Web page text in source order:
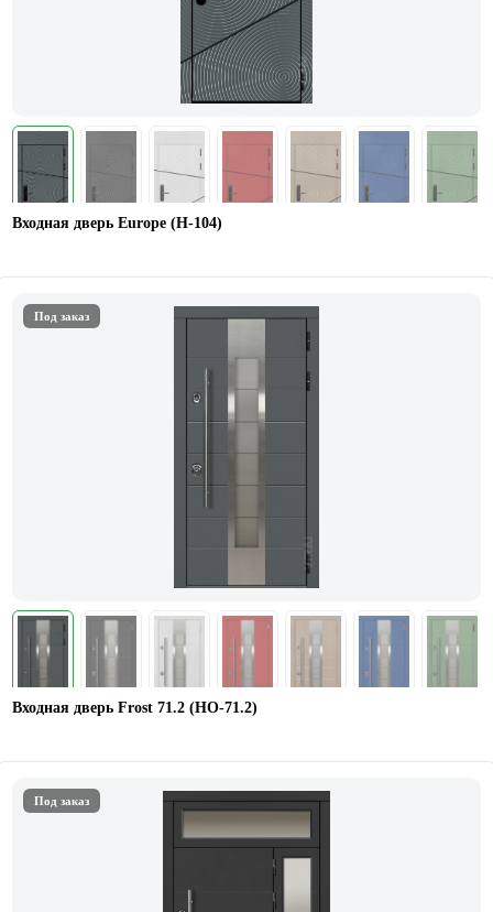
Входная дверь Europe (Н-104)
Под заказ
Входная дверь Frost 71.2 (НО-71.2)
Под заказ